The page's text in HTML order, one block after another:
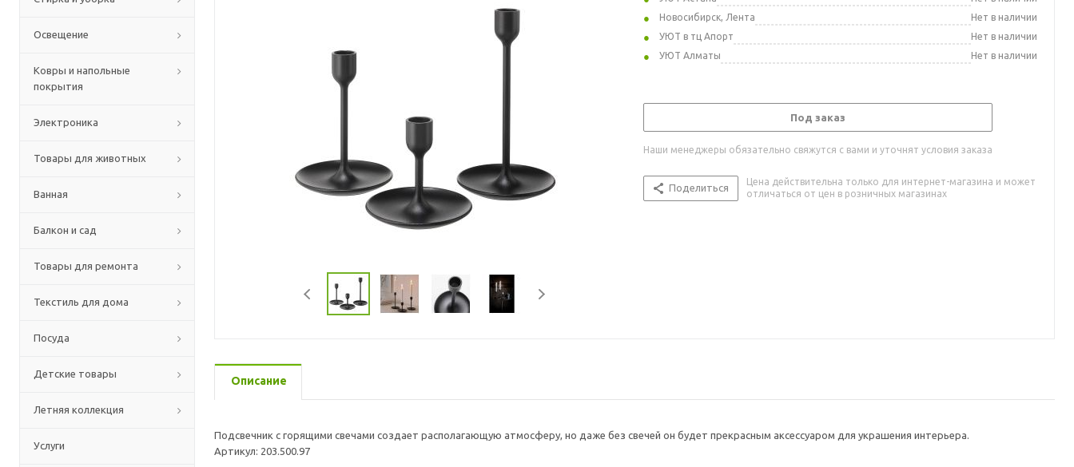
Освещение
Ковры и напольные
покрытия
Электроника
Товары для животных
Ванная
Балкон и сад
Товары для ремонта
Текстиль для дома
Посуда
Детские товары
Летняя коллекция
Услуги
Новосибирск, Лента
Нет в наличии
УЮТ в тц Апорт
Нет в наличии
УЮТ Алматы
Нет в наличии
Под заказ
Наши менеджеры обязательно свяжутся с вами и уточнят условия заказа
Поделиться
Цена действительна только для интернет-магазина и может
отличаться от цен в розничных магазинах
Описание
Подсвечник с горящими свечами создает располагающую атмосферу, но даже без свечей он будет прекрасным аксессуаром для украшения интерьера.
Артикул: 203.500.97